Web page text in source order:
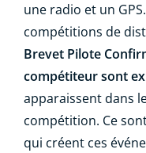
une radio et un
compétitions de
Brevet Pilote
compétiteur sont
apparaissent dans
compétition. Ce
qui créent ces